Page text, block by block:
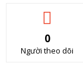
0
Người theo dõi